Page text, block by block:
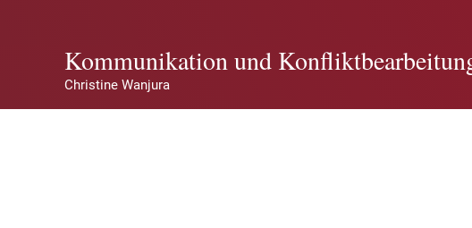
Kommunikation und
Christine Wanjura